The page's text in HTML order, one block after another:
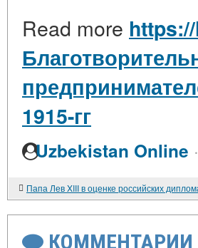
Read more
1915-гг
Uzbekistan Online ·
Папа Лев XIII в оценке российских